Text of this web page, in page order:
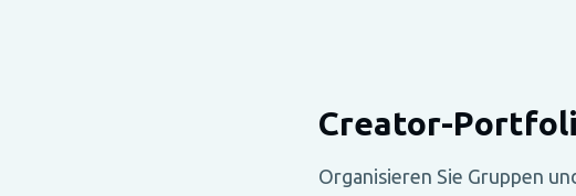
Creator-
Organisieren Sie Gruppen